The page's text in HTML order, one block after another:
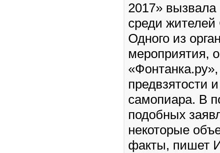
2017» вызвала
среди жителей
Одного из
мероприятия,
предвзятости
самопиара. В
подобных
некоторые
факты, пишет